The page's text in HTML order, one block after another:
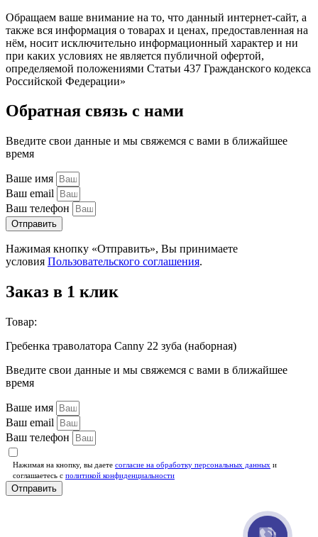
Обращаем ваше внимание на то, что данный интернет-сайт, а
также вся информация о товарах и ценах, предоставленная на
нём, носит исключительно информационный характер и ни
при каких условиях не является публичной офертой,
определяемой положениями Статьи 437 Гражданского кодекса
Российской Федерации»
Обратная связь с нами
Введите свои данные и мы свяжемся с вами в ближайшее
время
Ваше имя
Ваш email
Ваш телефон
Отправить
Нажимая кнопку «Отправить», Вы принимаете
условия Пользовательского соглашения.
Заказ в 1 клик
Товар:
Гребенка траволатора Canny 22 зуба (наборная)
Введите свои данные и мы свяжемся с вами в ближайшее
время
Ваше имя
Ваш email
Ваш телефон
Нажимая на кнопку, вы даете согласие на обработку персональных данных и
соглашаетесь c политикой конфиденциальности
Отправить